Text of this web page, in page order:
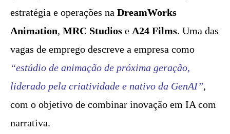
estratégia e operações na DreamWorks
Animation, MRC Studios e A24 Films. Uma das
vagas de emprego descreve a empresa como
“estúdio de animação de próxima geração,
liderado pela criatividade e nativo da GenAI”,
com o objetivo de combinar inovação em IA com
narrativa.